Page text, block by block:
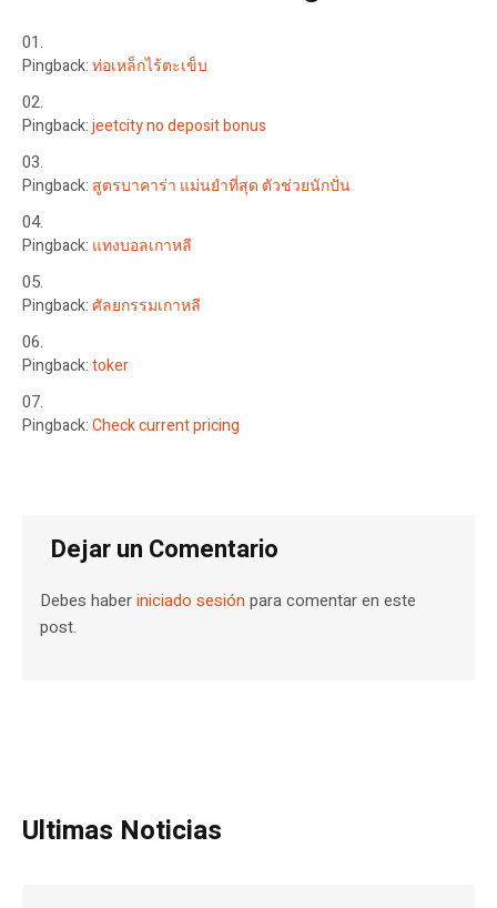
Pingback:ท่อเหล็กไร้ตะเข็บ
Pingback:jeetcity no deposit bonus
Pingback: สูตรบาคาร่า แม่นยําที่สุด ตัวช่วยนักปั่น
Pingback: แทงบอลเกาหลี
Pingback:ศัลยกรรมเกาหลี
Pingback:toker
Pingback:Check current pricing
Dejar un Comentario
Debes haberiniciado sesión para comentar en este
post.
Ultimas Noticias